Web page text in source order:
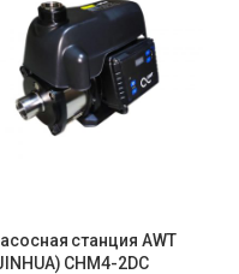
станция AWT
CHM4-2DC